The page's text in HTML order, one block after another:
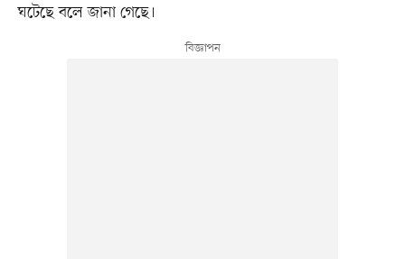
ঘটেছে বলে জানা গেছে।